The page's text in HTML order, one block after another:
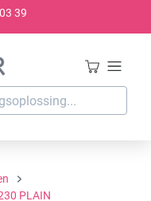
39
PLAIN